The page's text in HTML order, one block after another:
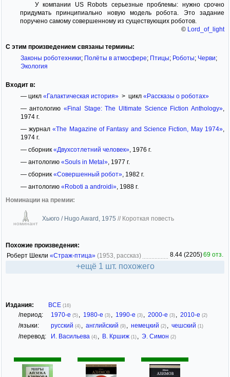
У компании US Robots серьезные проблемы: нужно срочно
придумать принципиально новую модель робота. Это задание
поручено самому совершенному из существующих роботов.
© Lord_of_light
С этим произведением связаны термины:
Законы роботехники; Полёты в атмосфере; Птицы; Роботы; Черви;
Экология
Входит в:
— цикл «Галактическая история»> цикл «Рассказы о роботах»
— антологию«Final Stage: The Ultimate Science Fiction Anthology»
1974 г.
— журнал«The Magazine of Fantasy and Science Fiction, May 1974»
1974 г.
— сборник «Двухсотлетний человек», 1976 г.
— антологию «Souls in Metal», 1977 г.
— сборник «Совершенный робот», 1982 г.
— антологию «Roboti a androidi», 1988 г.
Номинации на премии:
номинант
Хьюго / Hugo Award, 1975 // Короткая повесть
Похожие произведения:
Роберт Шекли «Страж-птица» (1953, рассказ) 8.44 (2205)69 отз.
+ещё 1 шт. похожего
Издания: ВСЕ (16)
/период: 1970-е (5) , 1980-е (3) , 1990-е (3) , 2000-е (3) , 2010-е (2)
/языки: русский (4) , английский (9) , немецкий (2) , чешский (1)
/перевод: И. Васильева (4) , В. Кршиж (1) , Э. Симон (2)